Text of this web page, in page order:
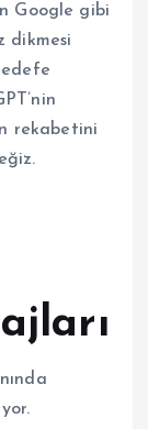
Google gibi
dikmesi
rekabetini